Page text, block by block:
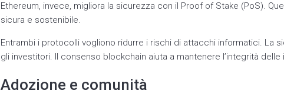
Ethereum, invece, migliora la sicurezza con il Proof of Stake (PoS).
sicura e sostenibile.
Entrambi i protocolli vogliono ridurre i rischi di attacchi informatici. La
gli investitori. Il consenso blockchain aiuta a mantenere l’integrità delle
Adozione e comunità